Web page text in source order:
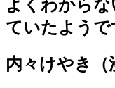
よくわから
ていたようで
内々けやき